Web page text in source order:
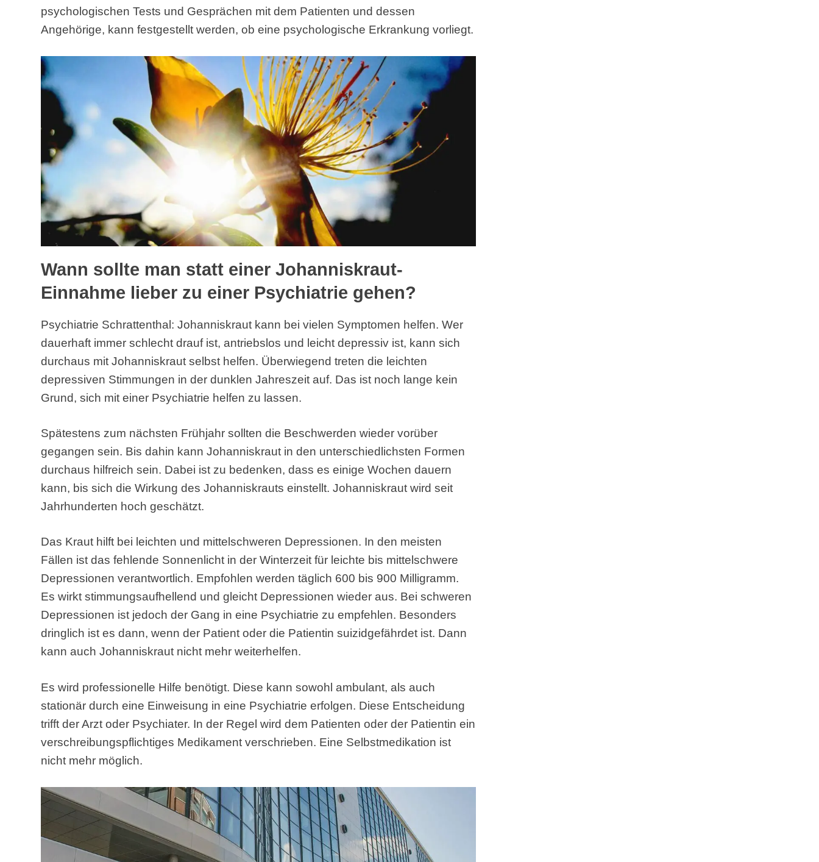
psychologischen Tests und Gesprächen mit dem Patienten und dessen
Angehörige, kann festgestellt werden, ob eine psychologische Erkrankung vorliegt.
Wann sollte man statt einer Johanniskraut-
Einnahme lieber zu einer Psychiatrie gehen?
Psychiatrie Schrattenthal: Johanniskraut kann bei vielen Symptomen helfen. Wer
dauerhaft immer schlecht drauf ist, antriebslos und leicht depressiv ist, kann sich
durchaus mit Johanniskraut selbst helfen. Überwiegend treten die leichten
depressiven Stimmungen in der dunklen Jahreszeit auf. Das ist noch lange kein
Grund, sich mit einer Psychiatrie helfen zu lassen.
Spätestens zum nächsten Frühjahr sollten die Beschwerden wieder vorüber
gegangen sein. Bis dahin kann Johanniskraut in den unterschiedlichsten Formen
durchaus hilfreich sein. Dabei ist zu bedenken, dass es einige Wochen dauern
kann, bis sich die Wirkung des Johanniskrauts einstellt. Johanniskraut wird seit
Jahrhunderten hoch geschätzt.
Das Kraut hilft bei leichten und mittelschweren Depressionen. In den meisten
Fällen ist das fehlende Sonnenlicht in der Winterzeit für leichte bis mittelschwere
Depressionen verantwortlich. Empfohlen werden täglich 600 bis 900 Milligramm.
Es wirkt stimmungsaufhellend und gleicht Depressionen wieder aus. Bei schweren
Depressionen ist jedoch der Gang in eine Psychiatrie zu empfehlen. Besonders
dringlich ist es dann, wenn der Patient oder die Patientin suizidgefährdet ist. Dann
kann auch Johanniskraut nicht mehr weiterhelfen.
Es wird professionelle Hilfe benötigt. Diese kann sowohl ambulant, als auch
stationär durch eine Einweisung in eine Psychiatrie erfolgen. Diese Entscheidung
trifft der Arzt oder Psychiater. In der Regel wird dem Patienten oder der Patientin ein
verschreibungspflichtiges Medikament verschrieben. Eine Selbstmedikation ist
nicht mehr möglich.